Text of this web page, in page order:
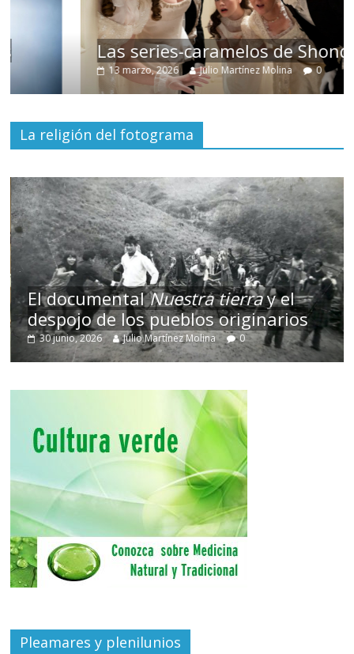
Las series-caramelos de Shondaland
13 marzo, 2026 Julio Martínez Molina 0
La religión del fotograma
El documentalNuestra tierray el
despojo de los pueblos originarios
30 junio, 2026 Julio Martínez Molina 0
Pleamares y plenilunios